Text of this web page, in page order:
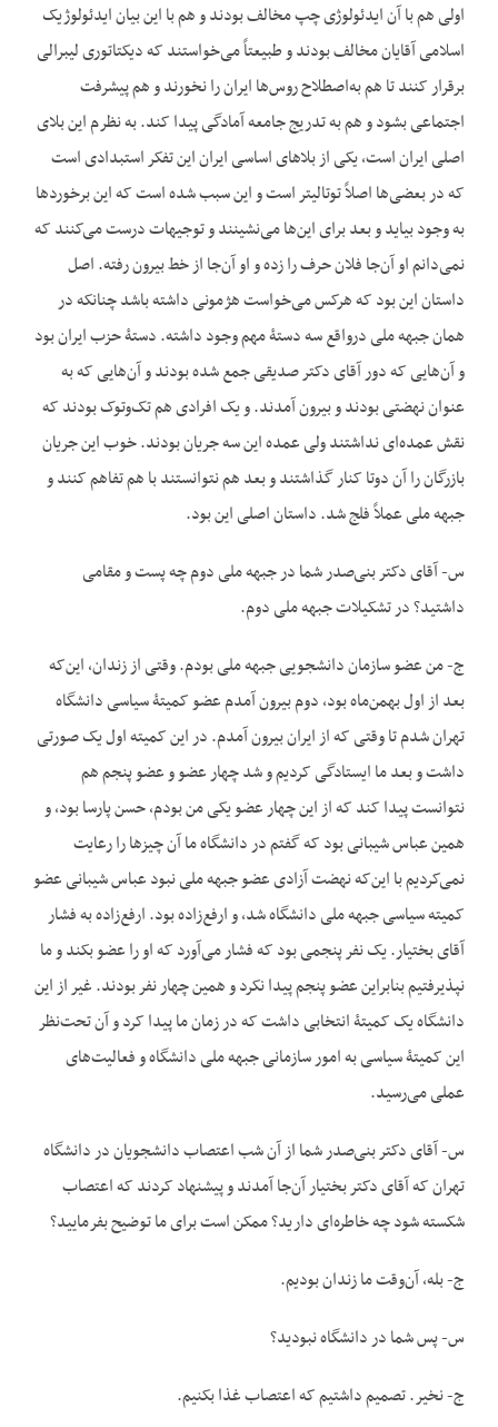
اولی هم با آن ایدئولوژی چپ مخالف بودند و هم با این بیان ایدئولوژیک
اسلامی آقایان مخالف بودند و طبیعتاً می‌خواستند که دیکتاتوری لیبرالی
برقرار کنند تا هم به‌اصطلاح روس‌ها ایران را نخورند و هم پیشرفت
اجتماعی بشود و هم به تدریج جامعه آمادگی پیدا کند. به نظرم این بلای
اصلی ایران است، یکی از بلاهای اساسی ایران این تفکر استبدادی است
که در بعضی‌ها اصلاً توتالیتر است و این سبب شده است که این برخوردها
به وجود بیاید و بعد برای این‌ها می‌نشینند و توجیهات درست می‌کنند که
نمی‌دانم او آن‌جا فلان حرف را زده و او آن‌جا از خط بیرون رفته. اصل
داستان این بود که هرکس می‌خواست هژمونی داشته باشد چنانکه در
همان جبهه ملی درواقع سه دستۀ مهم وجود داشته. دستۀ حزب ایران بود
و آن‌هایی که دور آقای دکتر صدیقی جمع شده بودند و آن‌هایی که به
عنوان نهضتی بودند و بیرون آمدند. و یک افرادی هم تک‌وتوک بودند که
نقش عمده‌ای نداشتند ولی عمده این سه جریان بودند. خوب این جریان
بازرگان را آن دوتا کنار گذاشتند و بعد هم نتوانستند با هم تفاهم کنند و
جبهه ملی عملاً فلج شد. داستان اصلی این بود.
س- آقای دکتر بنی‌صدر شما در جبهه ملی دوم چه پست و مقامی
داشتید؟ در تشکیلات جبهه ملی دوم.
ج- من عضو سازمان دانشجویی جبهه ملی بودم. وقتی از زندان، این‌که
بعد از اول بهمن‌ماه بود، دوم بیرون آمدم عضو کمیتۀ سیاسی دانشگاه
تهران شدم تا وقتی که از ایران بیرون آمدم. در این کمیته اول یک صورتی
داشت و بعد ما ایستادگی کردیم و شد چهار عضو و عضو پنجم هم
نتوانست پیدا کند که از این چهار عضو یکی من بودم، حسن پارسا بود، و
همین عباس شیبانی بود که گفتم در دانشگاه ما آن چیزها را رعایت
نمی‌کردیم با این‌که نهضت آزادی عضو جبهه ملی نبود عباس شیبانی عضو
کمیته سیاسی جبهه ملی دانشگاه شد، و ارفع‌زاده بود. ارفع‌زاده به فشار
آقای بختیار. یک نفر پنجمی بود که فشار می‌آورد که او را عضو بکند و ما
نپذیرفتیم بنابراین عضو پنجم پیدا نکرد و همین چهار نفر بودند. غیر از این
دانشگاه یک کمیتۀ انتخابی داشت که در زمان ما پیدا کرد و آن تحت‌نظر
این کمیتۀ سیاسی به امور سازمانی جبهه ملی دانشگاه و فعالیت‌های
عملی می‌رسید.
س- آقای دکتر بنی‌صدر شما از آن شب اعتصاب دانشجویان در دانشگاه
تهران که آقای دکتر بختیار آن‌جا آمدند و پیشنهاد کردند که اعتصاب
شکسته شود چه خاطره‌ای دارید؟ ممکن است برای ما توضیح بفرمایید؟
ج- بله، آن‌وقت ما زندان بودیم.
س- پس شما در دانشگاه نبودید؟
ج- نخیر. تصمیم داشتیم که اعتصاب غذا بکنیم.